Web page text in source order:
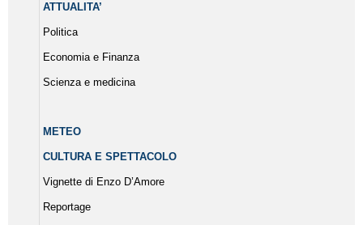
ATTUALITA’
Politica
Economia e Finanza
Scienza e medicina
METEO
CULTURA E SPETTACOLO
Vignette di Enzo D’Amore
Reportage